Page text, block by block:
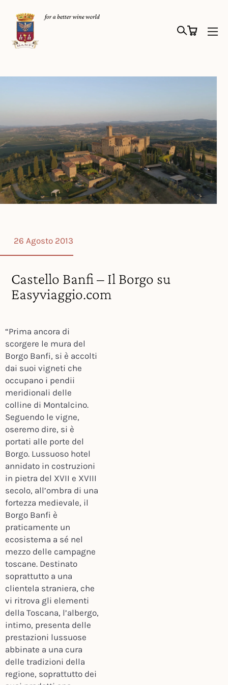
26 Agosto 2013
Castello Banfi – Il Borgo su
Easyviaggio.com
“Prima ancora di
scorgere le mura del
Borgo Banfi, si è accolti
dai suoi vigneti che
occupano i pendii
meridionali delle
colline di Montalcino.
Seguendo le vigne,
oseremo dire, si è
portati alle porte del
Borgo. Lussuoso hotel
annidato in costruzioni
in pietra del XVII e XVIII
secolo, all’ombra di una
fortezza medievale, il
Borgo Banfi è
praticamente un
ecosistema a sé nel
mezzo delle campagne
toscane. Destinato
soprattutto a una
clientela straniera, che
vi ritrova gli elementi
della Toscana, l’albergo,
intimo, presenta delle
prestazioni lussuose
abbinate a una cura
delle tradizioni della
regione, soprattutto dei